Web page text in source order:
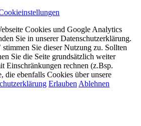
Cookies und Google Analytics
Sie in unserer Datenschutzerklärung.
Sie dieser Nutzung zu. Sollten
Sie die Seite grundsätzlich weiter
Einschränkungen rechnen (z.Bsp.
die ebenfalls Cookies über unsere
Erlauben Ablehnen